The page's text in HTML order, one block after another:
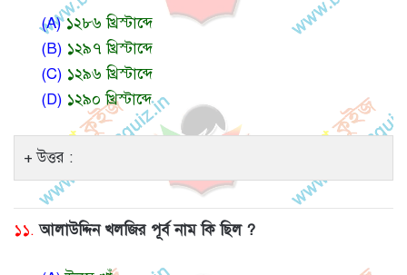
(A)১২৮৬ খ্রিস্টাব্দে
(B) ১২৯৭ খ্রিস্টাব্দে
(C) ১২৯৬ খ্রিস্টাব্দে
(D) ১২৯০ খ্রিস্টাব্দে
উত্তর :
১১. আলাউদ্দিন খলজির পূর্ব নাম কি ছিল ?